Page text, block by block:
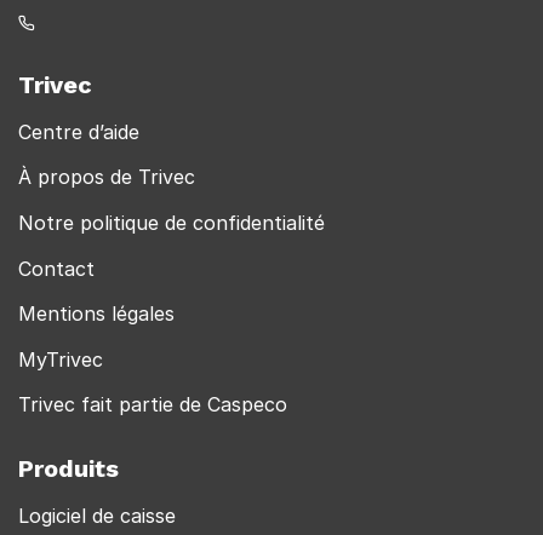
Trivec
Centre d’aide
À propos de Trivec
Notre politique de confidentialité
Contact
Mentions légales
MyTrivec
Trivec fait partie de Caspeco
Produits
Logiciel de caisse